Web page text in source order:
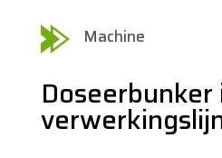
Machine
Doseerbunker